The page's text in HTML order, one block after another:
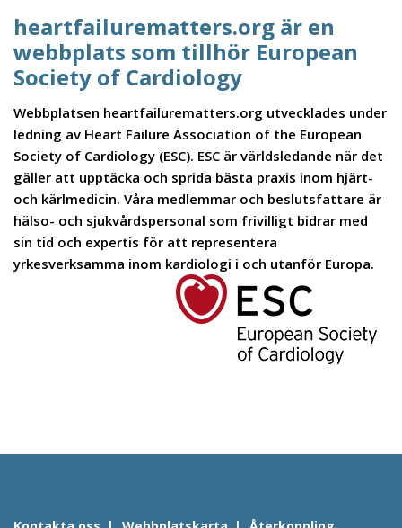
heartfailurematters.org är en
webbplats som tillhör European
Society of Cardiology
Webbplatsen heartfailurematters.org utvecklades under
ledning av Heart Failure Association of the European
Society of Cardiology (ESC). ESC är världsledande när det
gäller att upptäcka och sprida bästa praxis inom hjärt-
och kärlmedicin. Våra medlemmar och beslutsfattare är
hälso- och sjukvårdspersonal som frivilligt bidrar med
sin tid och expertis för att representera
yrkesverksamma inom kardiologi i och utanför Europa.